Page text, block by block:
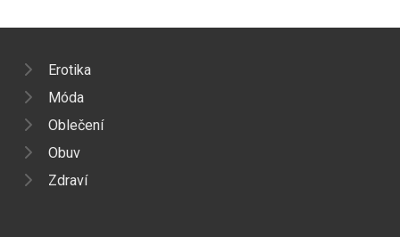
Erotika
Móda
Oblečení
Obuv
Zdraví